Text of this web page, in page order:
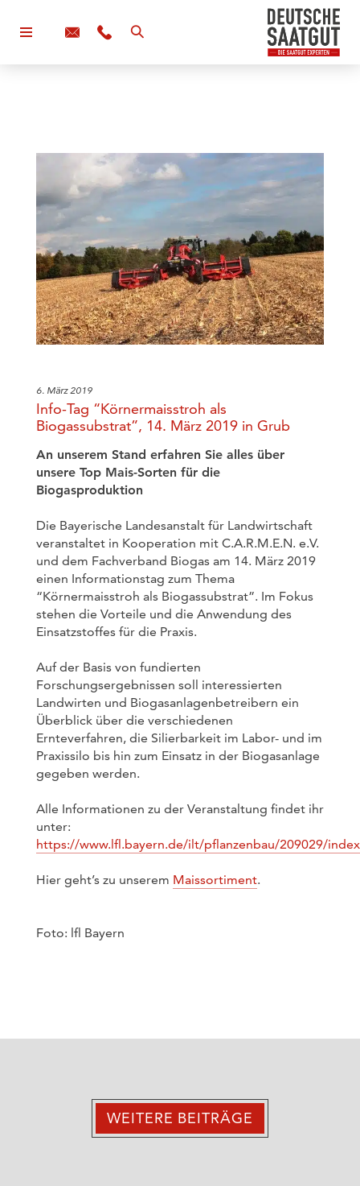
6. März 2019
Info-Tag “Körnermaisstroh als
Biogassubstrat”, 14. März 2019 in Grub
An unserem Stand erfahren Sie alles über
unsere Top Mais-Sorten für die
Biogasproduktion
Die Bayerische Landesanstalt für Landwirtschaft
veranstaltet in Kooperation mit C.A.R.M.E.N. e.V.
und dem Fachverband Biogas am 14. März 2019
einen Informationstag zum Thema
“Körnermaisstroh als Biogassubstrat”. Im Fokus
stehen die Vorteile und die Anwendung des
Einsatzstoffes für die Praxis.
Auf der Basis von fundierten
Forschungsergebnissen soll interessierten
Landwirten und Biogasanlagenbetreibern ein
Überblick über die verschiedenen
Ernteverfahren, die Silierbarkeit im Labor- und im
Praxissilo bis hin zum Einsatz in der Biogasanlage
gegeben werden.
Alle Informationen zu der Veranstaltung findet ihr
unter:
https://www.lfl.bayern.de/ilt/pflanzenbau/209029/
Hier geht’s zu unserem Maissortiment.
Foto: lfl Bayern
WEITERE BEITRÄGE